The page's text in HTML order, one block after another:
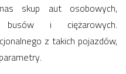
skup aut osobowych,
busów i ciężarowych.
z takich pojazdów,